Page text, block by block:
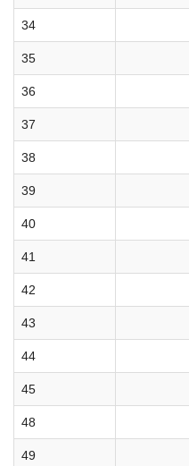
34
35
36
37
38
39
40
41
42
43
44
45
48
49